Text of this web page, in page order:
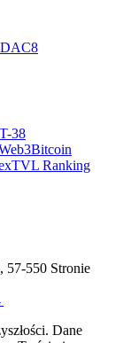
DAC8
38
Bitcoin
TVL Ranking
57-550 Stronie
Dane